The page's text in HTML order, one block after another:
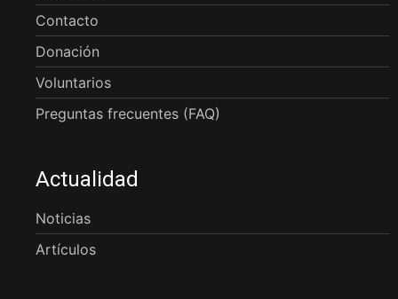
Contacto
Donación
Voluntarios
Preguntas frecuentes (FAQ)
Actualidad
Noticias
Artículos